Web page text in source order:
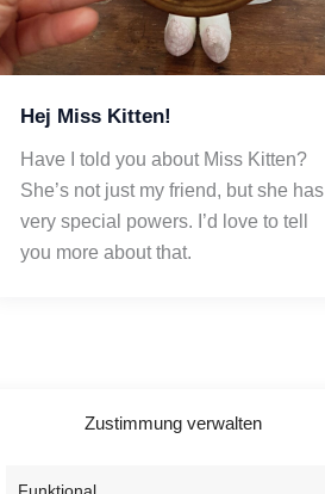
Zustimmung verwalten
Hej Miss Kitten!
Have I told you about Miss Kitten?
She’s not just my friend, but she has
very special powers. I’d love to tell
you more about that.